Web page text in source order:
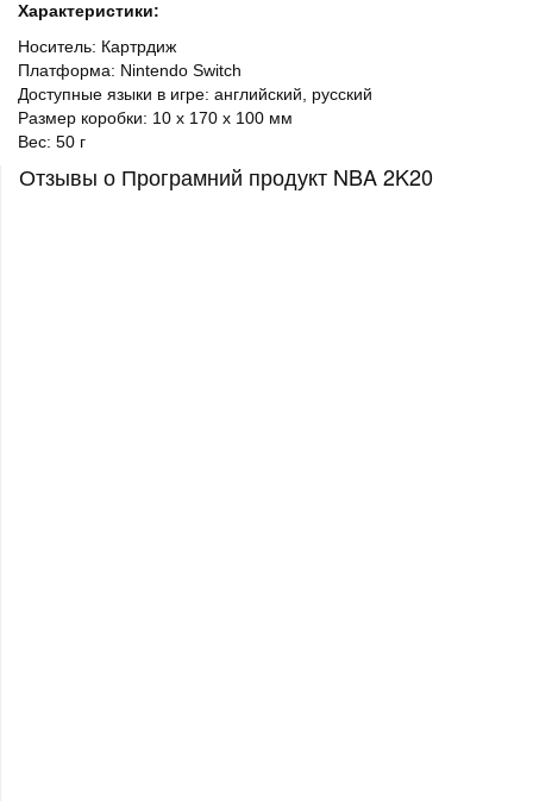
Характеристики:
Носитель: Картрдиж
Платформа: Nintendo Switch
Доступные языки в игре: английский, русский
Размер коробки: 10 х 170 х 100 мм
Вес: 50 г
Отзывы о Програмний продукт NBA 2K20